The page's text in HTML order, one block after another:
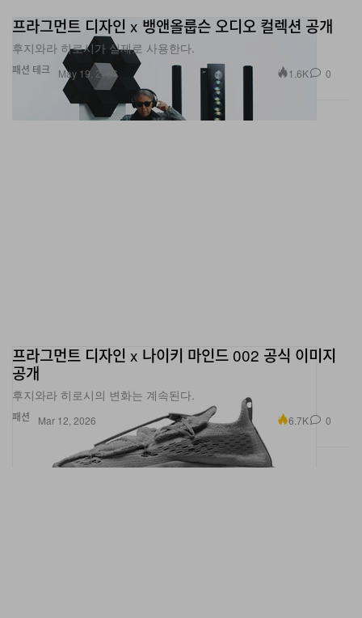
패션테크
후지와라 히로시가 실제로 사용한다.
May 19, 2026
패션
공개
후지와라 히로시의 변화는 계속된다.
Mar 12, 2026